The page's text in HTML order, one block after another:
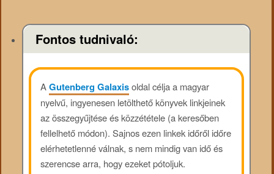
Fontos tudnivaló:
AGutenberg Galaxisoldal célja a magyar
nyelvű, ingyenesen letölthető könyvek linkjeinek
az összegyűjtése és közzététele (a keresőben
fellelhető módon). Sajnos ezen linkek időről időre
elérhetetlenné válnak, s nem mindig van idő és
szerencse arra, hogy ezeket pótoljuk.